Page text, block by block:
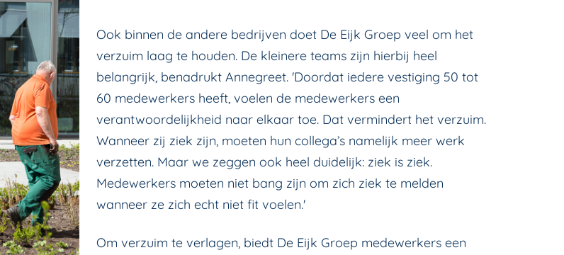
Ook binnen de andere bedrijven doet De Eijk Groep veel om het
verzuim laag te houden. De kleinere teams zijn hierbij heel
belangrijk, benadrukt Annegreet. 'Doordat iedere vestiging 50 tot
60 medewerkers heeft, voelen de medewerkers een
verantwoordelijkheid naar elkaar toe. Dat vermindert het verzuim.
Wanneer zij ziek zijn, moeten hun collega’s namelijk meer werk
verzetten. Maar we zeggen ook heel duidelijk: ziek is ziek.
Medewerkers moeten niet bang zijn om zich ziek te melden
wanneer ze zich echt niet fit voelen.'
Om verzuim te verlagen, biedt De Eijk Groep medewerkers een